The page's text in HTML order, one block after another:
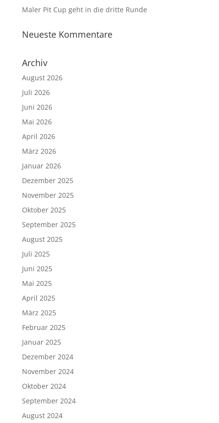
Maler Pit Cup geht in die dritte Runde
Neueste Kommentare
Archiv
August 2026
Juli 2026
Juni 2026
Mai 2026
April 2026
März 2026
Januar 2026
Dezember 2025
November 2025
Oktober 2025
September 2025
August 2025
Juli 2025
Juni 2025
Mai 2025
April 2025
März 2025
Februar 2025
Januar 2025
Dezember 2024
November 2024
Oktober 2024
September 2024
August 2024